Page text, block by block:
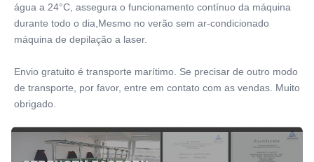
água a 24°C, assegura o funcionamento contínuo da máquina
durante todo o dia,Mesmo no verão sem ar-condicionado
máquina de depilação a laser.
Envio gratuito é transporte marítimo. Se precisar de outro modo
de transporte, por favor, entre em contato com as vendas. Muito
obrigado.